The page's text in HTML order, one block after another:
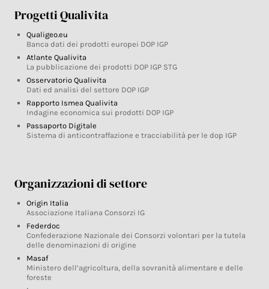
Progetti Qualivita
Qualigeo.eu
Banca dati dei prodotti europei DOP IGP
Atlante Qualivita
La pubblicazione dei prodotti DOP IGP STG
Osservatorio Qualivita
Dati ed analisi del settore DOP IGP
Rapporto Ismea Qualivita
Indagine economica sui prodotti DOP IGP
Passaporto Digitale
Sistema di anticontraffazione e tracciabilità per le dop IGP
Organizzazioni di settore
Origin Italia
Associazione Italiana Consorzi IG
Federdoc
Confederazione Nazionale dei Consorzi volontari per la tutela
delle denominazioni di origine
Masaf
Ministero dell’agricoltura, della sovranità alimentare e delle
foreste